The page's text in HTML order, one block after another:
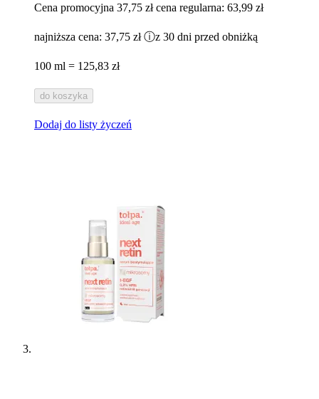
Cena promocyjna 37,75 zł cena regularna: 63,99 zł
najniższa cena: 37,75 zł ⓘz 30 dni przed obniżką
100 ml = 125,83 zł
do koszyka
Dodaj do listy życzeń